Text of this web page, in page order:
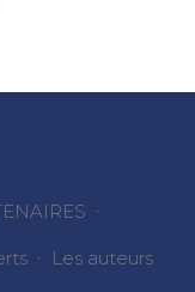
Les auteurs